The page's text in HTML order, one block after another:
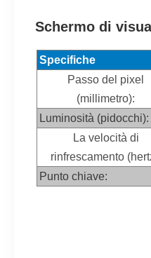
Schermo di
Specifiche
Passo del pixel
(millimetro):
Luminosità (pidocchi):
La velocità di
rinfrescamento
Punto chiave: